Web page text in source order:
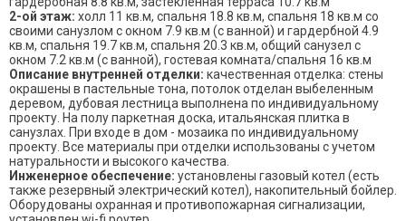
2-ой этаж: холл 11 кв.м, спальня 18.8 кв.м, спальня 18 кв.м со
своими санузлом с окном 7.9 кв.м (с ванной) и гардербной 4.9
кв.м, спальня 19.7 кв.м, спальня 20.3 кв.м, общий санузел с
окном 7.2 кв.м (с ванной), гостевая комната/спальня 16 кв.м
Описание внутренней отделки: качественная отделка: стены
окрашены в пастельные тона, потолок отделан выбеленным
деревом, дубовая лестница выполнена по индивидуальному
проекту. На полу паркетная доска, итальянская плитка в
санузлах. При входе в дом - мозаика по индивидуальному
проекту. Все материалы при отделки использованы с учетом
натуральности и высокого качества.
Инженерное обеспечение: установлены газовый котел (есть
также резервный электрический котел), накопительный бойлер.
Оборудованы охранная и противопожарная сигнализации,